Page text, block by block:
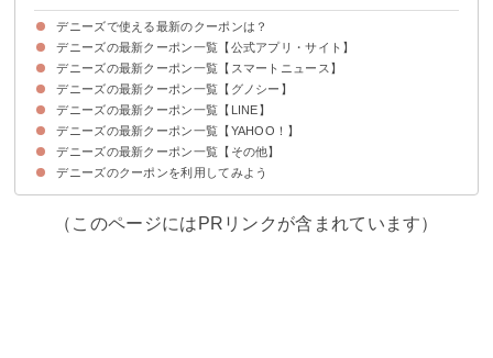
デニーズで使える最新のクーポンは？
デニーズの最新クーポン一覧【公式アプリ・サイト】
常温 デニーズテーブルのデミグラスソース(店舗限定)（580円→530円）
常温 デニーズテーブルの濃厚ボロネーゼ(店舗限定)（680円→650円）
蟹と海老のペペロンチーノ（1,474円→1,424円）
生ハムシーザーサラダ（605円→575円）
たまねぎのズッパ（660円→630円）
ガトーショコラブラウニー（649円→619円）
抹茶白玉ミニパルフェ（693円→663円）
【終了済み】BEEFハンバーグステーキ[約200g]～選べるソース（1,397円
→1,297円）
【終了済み】デニーズのアメリカンコーヒー(店舗限定)（350円→320円）
【終了済み】チーズハンバーグカレードリア(店舗限定)（780円→700円）
【終了済み】ハロウィンデニャーズステッカープレゼント
【終了済み】シャインマスカットのスプラッシュサンデー（2,574円→2,474
円）
【終了済み】シャインマスカットのふわふわショートケーキ（1,034円
→984円）
【終了済み】今だけ！10:30～17:00に使える100円OFF(テイクアウトでも
使える！)
【終了済み】シャインマスカットのショートケーキサンデー（1,969円
→1,869円）
【終了済み】シャインマスカットのちょこっとパルフェ（649円→599円）
デミ煮込みハンバーグ（1,045円→995円）
【終了済み】胡麻香る四川風担々麺（1,045円→995円）
【終了済み】たらマヨポテト（550円→520円）
【終了済み】シャカシャカポテト(バター醤油)（495円→465円）
【終了済み】10/15～10/18 17時～24時に使える200円OFF(テイクアウトも
OK！)
【終了済み】シャインマスカットのスプラッシュサンデー（2,574円→2,474
円）
【終了済み】シャインマスカットのパルフェ（869円→819円）
【終了済み】シャインマスカットのショートケーキサンデー（1,969円
→1,869円）
【終了済み】シャインマスカットのふわふわショートケーキ（1,034円
→984円）
【終了済み】今だけ！17時～24時に使える100円OFF(テイクアウトもOK！)
【終了済み】蟹と海老のペペロンチーノ(100円引き)（1,474円→1,374円）
【終了済み】おろしハンバーグと牡蠣フライ(100円引き)（1,320円→1,220
円）
【終了済み】ミニッツステーキ ～選べるソース(100円引き)（1,584円
→1,484円）
【終了済み】アボカドとなすのサラダ(50円引き)（605円→555円）
【終了済み】彩り野菜のトマトソース(50円引き)（715円→665円）
【終了済み】たまねぎのズッパ(50円引き)（660円→610円）
【終了済み】デニーズ大宮宮原店・古河店限定21時以降に使える15%OFF
10月・11月・12月の2日、22日限定おこさまランチ(ゼリーつき)50円（605
円→50円）
10月・11月・12月の2日、22日限定おこさまハンバーガー(ゼリーつき)50円
（605円→50円）
10月・11月・12月の2日、22日限定おこさまオムライス(ゼリーつき)50円
（517円→50円）
10月・11月・12月の2日、22日限定おこさまラーメン(ゼリーつき)50円
（517円→50円）
10月・11月・12月の2日、22日限定おこさまうどん(ゼリーつき)50円（462
円→50円）
10月・11月・12月の2日、22日限定おこさまパンケーキ(ゼリーつき)50円
（462円→50円）
【終了済み】シャインマスカットのスプラッシュサンデー(100円引き)
（2,574円→2,474円）
【終了済み】シャインマスカットのちょこっとパルフェ(50円引き)（649円
→599円）
【終了済み】D'sデミ煮込みハンバーグ(高田馬場店、世田谷公園店、片倉町
店、湘南台店限定)(50円引き)（1,089円→1,039円）
【終了済み】胡麻香る四川風担々麺(高田馬場店、世田谷公園店、片倉町店、
湘南台店限定)(50円引き)（1,100円→1,050円）
【終了済み】たらマヨポテト(高田馬場店、世田谷公園店、片倉町店、湘南台
店限定)(30円引き)（561円→531円）
【終了済み】グリーンカレー&ジャスミンライス(店舗限定)(50円引き)（780
円→730円）
【終了済み】ガパオライス(店舗限定)(30円引き)（780円→750円）
【終了済み】デミ煮込みハンバーグ(50円引き)（1,045円→995円）
【終了済み】胡麻香る四川風担々麺(50円引き)（1,045円→995円）
【終了済み】シャカシャカポテト(バター醤油)(30円引き)（495円→465円）
【終了済み】海老とアボカドのたらこソース(50円引き)（1,298円→1,248
円）
【終了済み】ふわふわチーズと生ハムのシーザーサラダ(50円引き)（715円
→665円）
【終了済み】ローディットポテト ～チェダーチーズポテト&ミートソースペ
ンネ(50円引き)（1,045円→995円）
【終了済み】米どりの唐揚げ ～ケイジャンスパイス添え(30円引き)（561円
→531円）
【終了済み】17時～24時に使える10%OFF(テイクアウトもOK！)
（10%OFF）
【終了済み】シャインマスカットのショートケーキサンデー(100円引き)
（1,969円→1,869円）
【終了済み】シャインマスカットのパルフェ(50円引き)（869円→819円）
【終了済み】9/17～9/20 17時～24時限定15%OFF(テイクアウトもOK！)
（15%OFF）
入会御礼！ありがとうクーポン100円OFF
【終了済み】シャインマスカットのスプラッシュサンデー(100円引き)
（2,574円→2,474円）
【終了済み】シャインマスカットのふわふわショートケーキ(50円引き)
（1,034円→984円）
【終了済み】シェフのおすすめ3品セット(香りきわだつポルチーニづくしの
ハンバーグ、温たまときのこのサラダ、松茸と淡路産たまねぎのスープ)
【終了済み】シャインマスカットのショートケーキサンデー(100円引き)
（1,969円→1,869円）
【終了済み】シャインマスカットのちょこっとパルフェ(50円引き)（649円
→599円）
【終了済み】アメリカンクラブハウスサンド(50円引き)（1,045円→995円）
【終了済み】とろ～り卵とチーズのオムライス(50円引き)（990円→940円）
【終了済み】たらマヨポテト(30円引き)（550円→520円）
【終了済み】デニーズの特製カレーソースで仕上げたチーズハンバーグカレ
ードリア(店頭限定)(80円引き)（780円→700円）
【終了済み】デニーズの特製ソースで仕込んだご飯がすすむ!!ガーリックハ
ンバーグ(店頭限定)(30円引き)（640円→610円）
【終了済み】クリーム仕立て贅沢ポルチーニハンバーグ(店頭限定)(30円引き)
（690円→660円）
【終了済み】シャインマスカットのパルフェ（869円→819円）
【終了済み】シャインマスカットのスプラッシュサンデー（2,574円→2,474
円）
キッズバースデーデザート（無料）
新規入会特典（100円引き）
【終了済み】11時〜24時に使える！500円以上のお食事代 100円OFF
【終了済み】氷 桃ミルク 50円引き
【終了済み】氷 いちごミルク 50円引き
【終了済み】とろ～り卵とチーズのオムライス 50円引き
2日・22日はおこさまメニュー6品がアプリクーポン利用で50円
デニーズの最新クーポン一覧【スマートニュース】
デミ煮込みハンバーグ（1,045円→995円）
キャラメルハニーパンケーキ2枚（495円→465円）
【終了済み】BEEFハンバーグステーキ約200g 選べるソース(1342円
→1292円)
たらマヨポテト(550円→520円)
胡麻香る四川風担々麺(1,045円→995円)
デニーズの最新クーポン一覧【グノシー】
ガトーショコラブラウニー（649円→619円）
デミ煮込みハンバーグ（1,045円→995円）
【終了済み】BEEFハンバーグステーキ約200g 選べるソース（1342円
→1292円）
胡麻香る四川風担々麺（1,045円→995円）
たらマヨポテト（550円→520円）
【終了済み】ミニチョコサンデー（440円→410円）
デニーズの最新クーポン一覧【LINE】
デミ煮込みハンバーグ（1,045円→995円）
ガトーショコラブラウニー（649円→619円）
【終了済み】BEEFハンバーグステーキ約200g 選べるソース（1342円
→1292円）
胡麻香る四川風担々麺（1,045円→995円）
たらマヨポテト（550円→520円）
【終了済み】ミニチョコサンデー（440円→410円）
デニーズの最新クーポン一覧【YAHOO！】
デミ煮込みハンバーグ（1,045円→995円）
ガトーショコラブラウニー（649円→619円）
胡麻香る四川風担々麺（1,045円→995円）
たらマヨポテト（550円→520円）
【終了済み】ミニチョコサンデー （440円→410円）
【終了済み】BEEFハンバーグステーキ約200g 選べるソース （1342円
→1292円）
デニーズの最新クーポン一覧【その他】
デニーズ50周年記念ファンブック！店舗で使える 10%OFF・特定メニュー
デニーズのクーポンを利用してみよう
（このページにはPRリンクが含まれています）